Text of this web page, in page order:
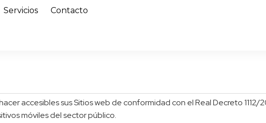
Servicios Contacto
accesibles sus Sitios web de conformidad con el Real Decreto
móviles del sector público.